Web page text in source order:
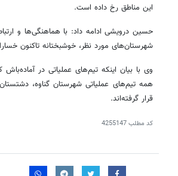
این مناطق رخ داده است.
شهرستان‌های مورد نظر، خوشبختانه تاکنون
وی با بیان اینکه تیم‌های عملیاتی در
همه تیم‌های عملیاتی شهرستان گناوه،
قرار گرفته‌اند.
کد مطلب4255147